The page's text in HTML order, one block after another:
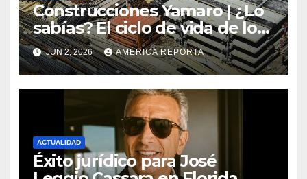
Construcciones Yamaro | ¿Lo
sabías? El ciclo de vida de los
materiales de construcción
revoluciona eficiencia en
proyectos modernos
JUN 2, 2026 AMÉRICA REPORTA
ACTUALIDAD
Éxito jurídico para José